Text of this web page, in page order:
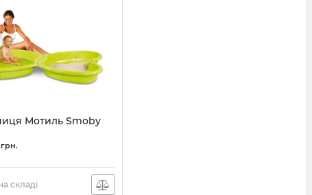
Мотиль Smoby
грн.
складі